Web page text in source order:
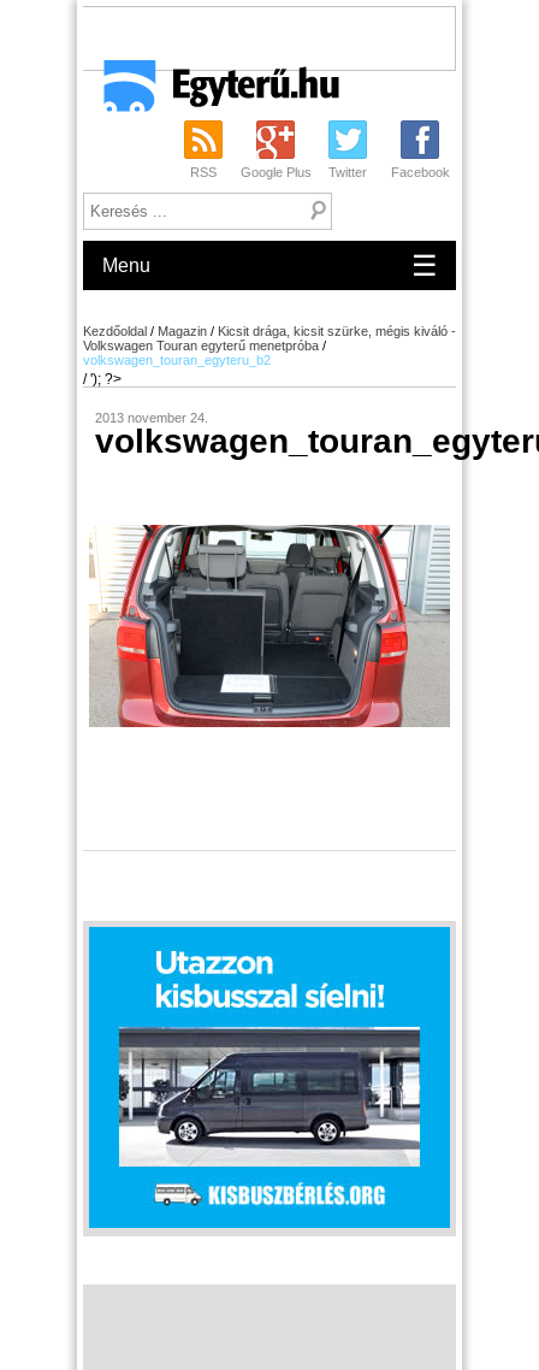
RSS Google Plus Twitter Facebook
Menu ☰
Kezdőoldal / Magazin / Kicsit drága, kicsit szürke, mégis kiváló -
Volkswagen Touran egyterű menetpróba /
volkswagen_touran_egyteru_b2
/ '); ?>
2013 november 24.